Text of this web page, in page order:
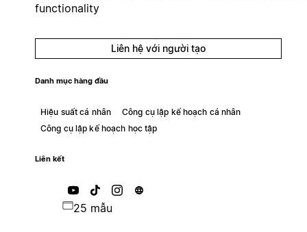
functionality
Liên hệ với người tạo
Danh mục hàng đầu
Hiệu suất cá nhân
Công cụ lập kế hoạch cá nhân
Công cụ lập kế hoạch học tập
Liên kết
25 mẫu